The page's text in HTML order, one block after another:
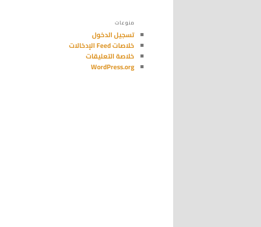
منوعات
تسجيل الدخول
خلاصات Feed الإدخالات
خلاصة التعليقات
WordPress.org